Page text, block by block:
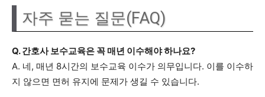
자주 묻는 질문(FAQ)
Q. 간호사 보수교육은 꼭 매년 이수해야 하나요?
A. 네, 매년 8시간의 보수교육 이수가 의무입니다. 이를 이수하
지 않으면 면허 유지에 문제가 생길 수 있습니다.